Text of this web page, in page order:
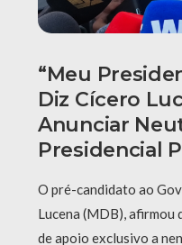
“Meu
Diz Cícero
Anunciar
Presidencial
O pré-candidato ao
Lucena (MDB), afirmou
de apoio exclusivo a